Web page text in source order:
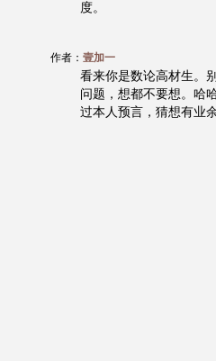
度。
作者： 壹加一
看来你是数论高材生。
问题，想都不要想。哈
过本人预言，猜想有业